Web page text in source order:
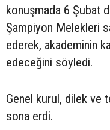
konuşmada 6 Şubat
Şampiyon Melekleri
ederek, akademinin
edeceğini söyledi.
Genel kurul, dilek ve
sona erdi.